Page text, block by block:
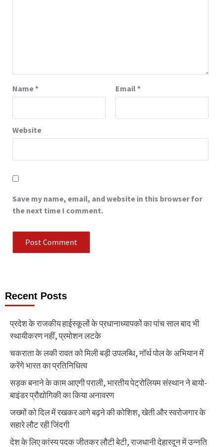
Name* Email *
Website
Save my name, email, and website in this browser for
the next time I comment.
Recent Posts
प्रदेश के राजकीय हाईस्कूलों के प्रधानाध्यापकों का पांच साल बाद भी
स्थायीकरण नहीं, प्रमोशन लटके
चकराता के लकी रावत को मिली बड़ी उपलब्धि, नॉर्थ पोल के अभियान में
करेंगे भारत का प्रतिनिधित्व
सड़क बनाने के काम आएगी पराली, भारतीय पेट्रोलियम संस्थान ने बायो-
बाइंडर प्रौद्योगिकी का किया अनावरण
जख्मों को दिल में रखकर आगे बढ़ने की कोशिश, खेती और स्वरोजगार के
सहारे लौट रही जिंदगी
देश के लिए कांस्य पदक जीतकर लौटी बेटी, राजधानी देहारदून में उन्नति